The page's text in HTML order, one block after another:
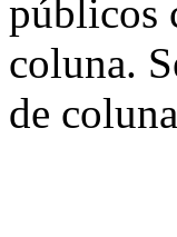
públicos
coluna.
de